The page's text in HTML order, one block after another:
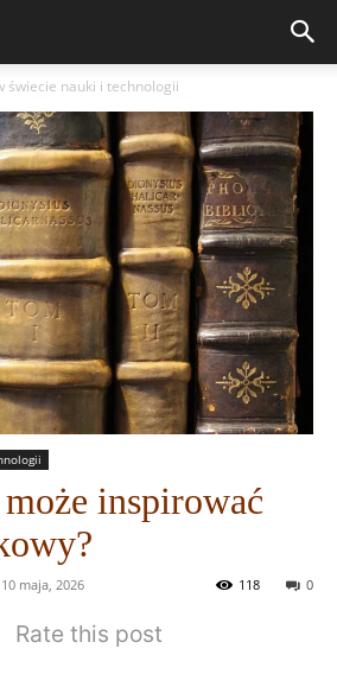
świecie nauki i technologii
inspirować
10 maja, 2026 0
118
Rate this post